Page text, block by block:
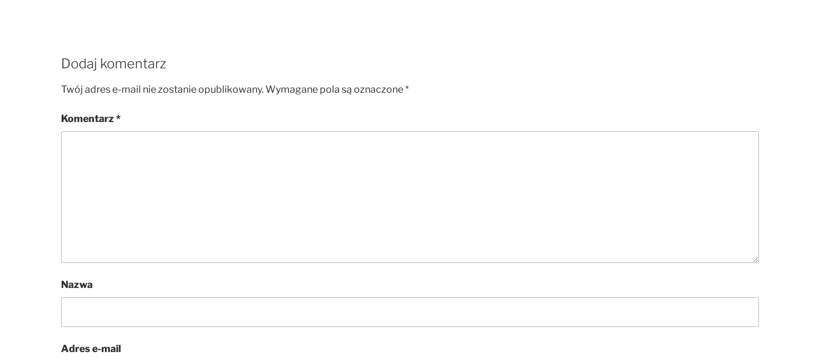
Dodaj komentarz
Twój adres e-mail nie zostanie opublikowany.Wymagane pola są oznaczone*
Komentarz *
Nazwa
Adres e-mail